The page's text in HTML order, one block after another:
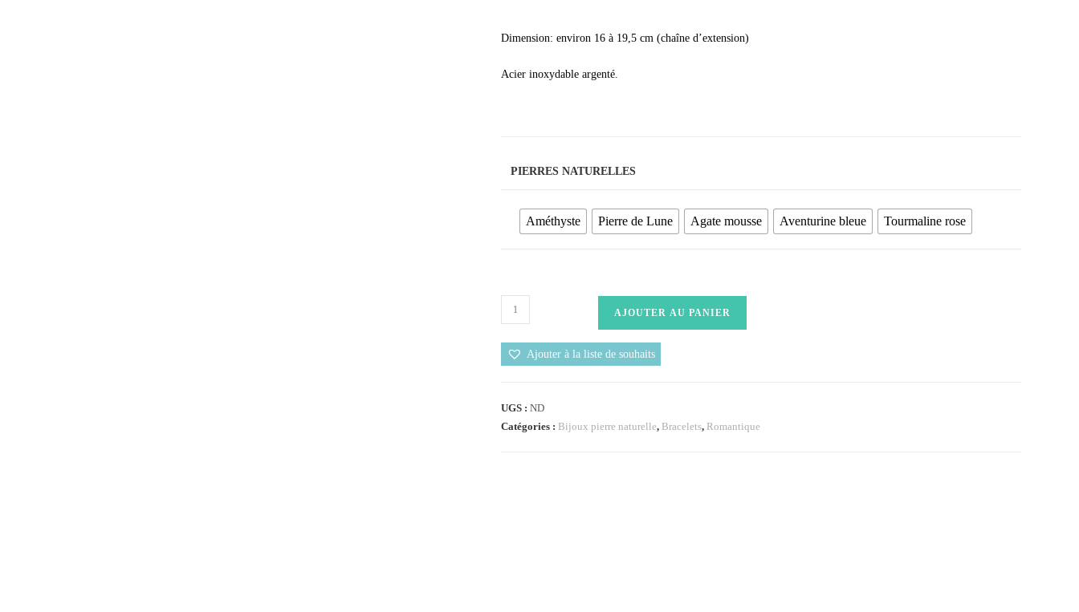
Dimension: environ 16 à 19,5 cm (chaîne d’extension)
Acier inoxydable argenté.
PIERRES NATURELLES
Améthyste Pierre de Lune Agate mousse Aventurine bleue Tourmaline rose
AJOUTER AU PANIER
Ajouter à la liste de souhaits
UGS : ND
Catégories : Bijoux pierre naturelle, Bracelets, Romantique